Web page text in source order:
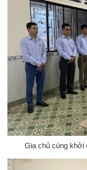
Gia chủ cúng khởi